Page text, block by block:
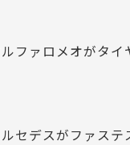
ファロメオがタイ
セデスがファステ